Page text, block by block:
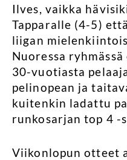
Ilves, vaikka
Tapparalle (4-5)
liigan
Nuoressa
30-vuotiasta
pelinopean ja
kuitenkin ladattu
runkosarjan top 4 -
Viikonlopun otteet